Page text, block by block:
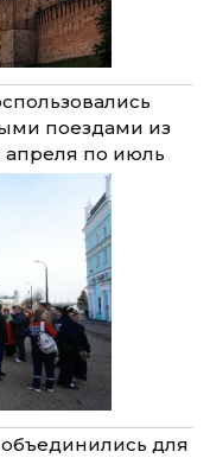
поездами из
апреля по июль
для